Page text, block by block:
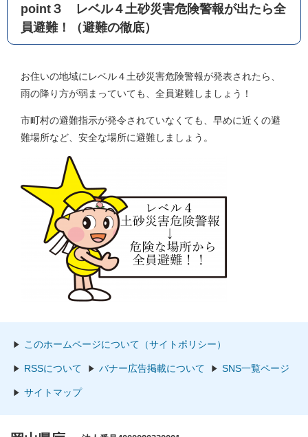
point３ レベル４土砂災害危険警報が出たら全
員避難！（避難の徹底）
お住いの地域にレベル４土砂災害危険警報が発表されたら、
雨の降り方が弱まっていても、全員避難しましょう！
市町村の避難指示が発令されていなくても、早めに近くの避
難場所など、安全な場所に避難しましょう。
このホームページについて（サイトポリシー）
RSSについて バナー広告掲載について SNS一覧ページ
サイトマップ